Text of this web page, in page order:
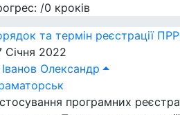
/0 кроків
та термін реєстрації
Січня 2022
Іванов Олександр
програмних